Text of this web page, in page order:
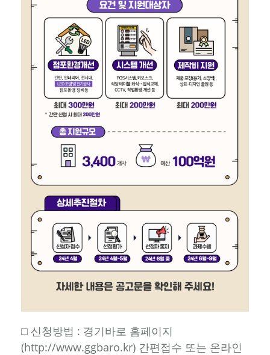
□ 신청방법 : 경기바로 홈페이지
(http://www.ggbaro.kr) 간편접수 또는 온라인